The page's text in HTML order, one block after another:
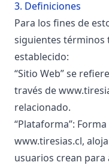
3. Definiciones
Para los fines de
siguientes términos
establecido:
“Sitio Web” se
través de
relacionado.
“Plataforma”:
www.tiresias.cl,
usuarios crean para